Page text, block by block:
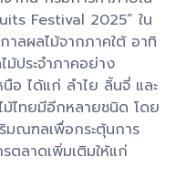
Festival 2025” ใน
าลผลไม้จากภาคใต้ อาทิ
ม้ประจำภาคอย่าง
อ ได้แก่ ลำไย ลิ้นจี่ และ
ม้ไทยมีอีกหลายชนิด โดย
มณฑลเพื่อกระตุ้นการ
รตลาดเพิ่มเติมให้แก่